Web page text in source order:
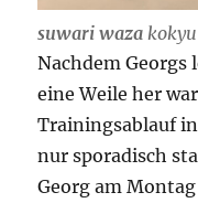
suwari wazakokyu
Nachdem
eine Weile her
Trainingsablauf
nur sporadisch
Georg am